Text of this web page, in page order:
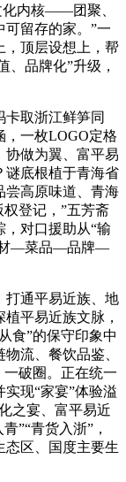
化内核——团聚、
留存的家。”一
，顶层设想上，帮
、品牌化”升级，
取浙江鲜笋同
，一枚LOGO定格
协做为翼、富平易
谜底根植于青海省
尝高原味道、青海
登记，”五芳斋
对口援助从“输
材—菜品—品牌—
通平易近族、地
平易近族文脉，
食”的保守印象中
流、餐饮品鉴、
破圈。正在统一
现“家宴”体验溢
之宴、富平易近
”“青货入浙”，
态区、国度主要生